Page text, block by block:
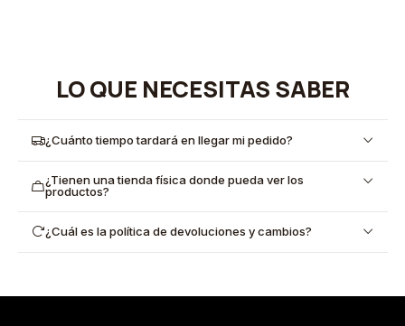
LO QUE NECESITAS SABER
¿Cuánto tiempo tardará en llegar mi pedido?
¿Tienen una tienda física donde pueda ver los
productos?
¿Cuál es la política de devoluciones y cambios?